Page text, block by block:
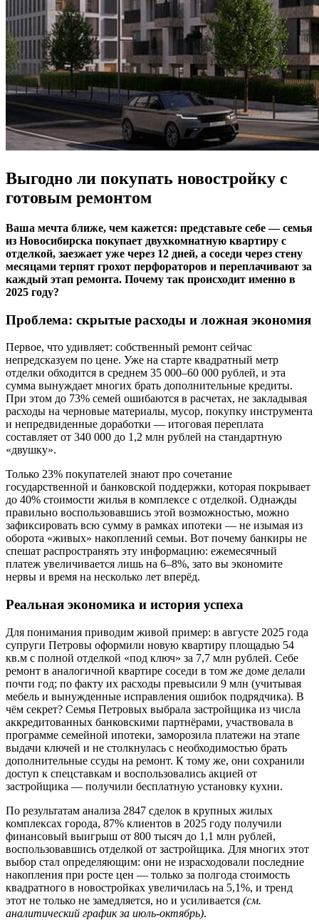
Выгодно ли покупать новостройку с
готовым ремонтом
Ваша мечта ближе, чем кажется: представьте себе — семья
из Новосибирска покупает двухкомнатную квартиру с
отделкой, заезжает уже через 12 дней, а соседи через стену
месяцами терпят грохот перфораторов и переплачивают за
каждый этап ремонта. Почему так происходит именно в
2025 году?
Проблема: скрытые расходы и ложная экономия
Первое, что удивляет: собственный ремонт сейчас
непредсказуем по цене. Уже на старте квадратный метр
отделки обходится в среднем 35 000–60 000 рублей, и эта
сумма вынуждает многих брать дополнительные кредиты.
При этом до 73% семей ошибаются в расчетах, не закладывая
расходы на черновые материалы, мусор, покупку инструмента
и непредвиденные доработки — итоговая переплата
составляет от 340 000 до 1,2 млн рублей на стандартную
«двушку».
Только 23% покупателей знают про сочетание
государственной и банковской поддержки, которая покрывает
до 40% стоимости жилья в комплексе с отделкой. Однажды
правильно воспользовавшись этой возможностью, можно
зафиксировать всю сумму в рамках ипотеки — не изымая из
оборота «живых» накоплений семьи. Вот почему банкиры не
спешат распространять эту информацию: ежемесячный
платеж увеличивается лишь на 6–8%, зато вы экономите
нервы и время на несколько лет вперёд.
Реальная экономика и история успеха
Для понимания приводим живой пример: в августе 2025 года
супруги Петровы оформили новую квартиру площадью 54
кв.м с полной отделкой «под ключ» за 7,7 млн рублей. Себе
ремонт в аналогичной квартире соседи в том же доме делали
почти год; по факту их расходы превысили 9 млн (учитывая
мебель и вынужденные исправления ошибок подрядчика). В
чём секрет? Семья Петровых выбрала застройщика из числа
аккредитованных банковскими партнёрами, участвовала в
программе семейной ипотеки, заморозила платежи на этапе
выдачи ключей и не столкнулась с необходимостью брать
дополнительные ссуды на ремонт. К тому же, они сохранили
доступ к спецставкам и воспользовались акцией от
застройщика — получили бесплатную установку кухни.
По результатам анализа 2847 сделок в крупных жилых
комплексах города, 87% клиентов в 2025 году получили
финансовый выигрыш от 800 тысяч до 1,1 млн рублей,
воспользовавшись отделкой от застройщика. Для многих этот
выбор стал определяющим: они не израсходовали последние
накопления при росте цен — только за полгода стоимость
квадратного в новостройках увеличилась на 5,1%, и тренд
этот не только не замедляется, но и усиливается (см.
аналитический график за июль-октябрь).